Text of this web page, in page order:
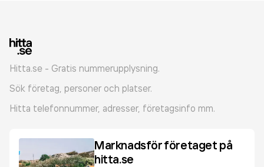
Hitta.se - Gratis nummerupplysning.
Sök företag, personer och platser.
Hitta telefonnummer, adresser, företagsinfo mm.
Marknadsför företaget på
hitta.se